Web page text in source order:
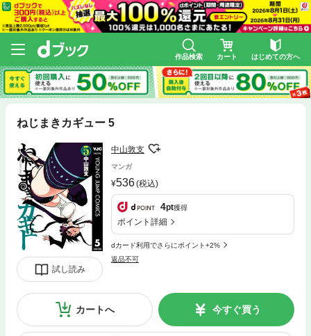
作品検索 カート はじめての方へ
ねじまきカギュー 5
試し読み
中山敦支
マンガ
536(税込)
4pt獲得
ポイント詳細
dカード利用でさらにポイント+2%
返品不可
カートへ 今すぐ買う